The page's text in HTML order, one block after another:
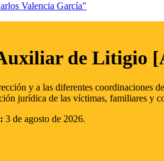
Valencia García"
de Litigio
y a las diferentes coordinaciones
jurídica de las víctimas, familiares y
3 de agosto de 2026.